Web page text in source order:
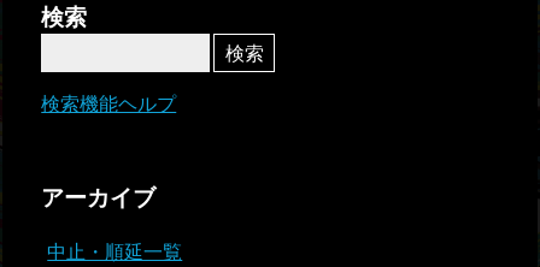
検索
検索機能ヘルプ
アーカイブ
中止・順延一覧